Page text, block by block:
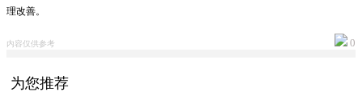
理改善。
内容仅供参考 0
为您推荐